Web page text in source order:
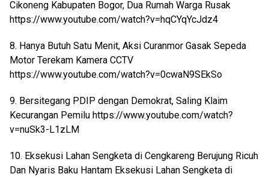
Cikoneng Kabupaten Bogor, Dua Rumah Warga Rusak
https://www.youtube.com/watch?v=hqCYqYcJdz4
8. Hanya Butuh Satu Menit, Aksi Curanmor Gasak Sepeda
Motor Terekam Kamera CCTV
https://www.youtube.com/watch?v=0cwaN9SEkSo
9. Bersitegang PDIP dengan Demokrat, Saling Klaim
Kecurangan Pemilu https://www.youtube.com/watch?
v=nuSk3-L1zLM
10. Eksekusi Lahan Sengketa di Cengkareng Berujung Ricuh
Dan Nyaris Baku Hantam Eksekusi Lahan Sengketa di